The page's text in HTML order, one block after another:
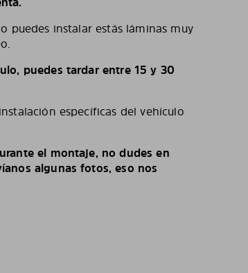
puedes instalar estás láminas muy
puedes tardar entre 15 y 30
específicas del vehículo
el montaje, no dudes en
algunas fotos, eso nos